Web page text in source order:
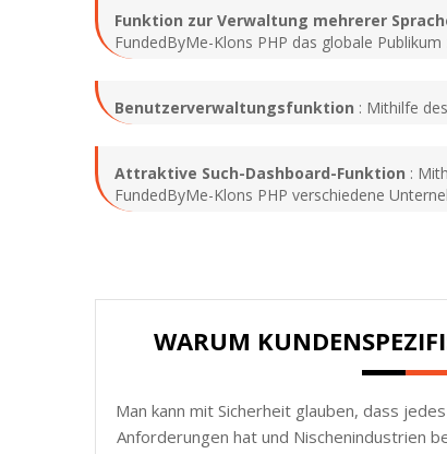
Funktion zur Verwaltung mehrerer
FundedByMe-Klons PHP das globale Publikum
Benutzerverwaltungsfunktion : Mithilfe
Attraktive Such-Dashboard-Funktion :
FundedByMe-Klons PHP verschiedene
WARUM
Man kann mit Sicherheit glauben, dass
Anforderungen hat und Nischenindustrien